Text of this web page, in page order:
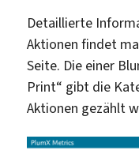
Detaillierte
Aktionen findet
Seite. Die einer
Print“ gibt die
Aktionen gezählt